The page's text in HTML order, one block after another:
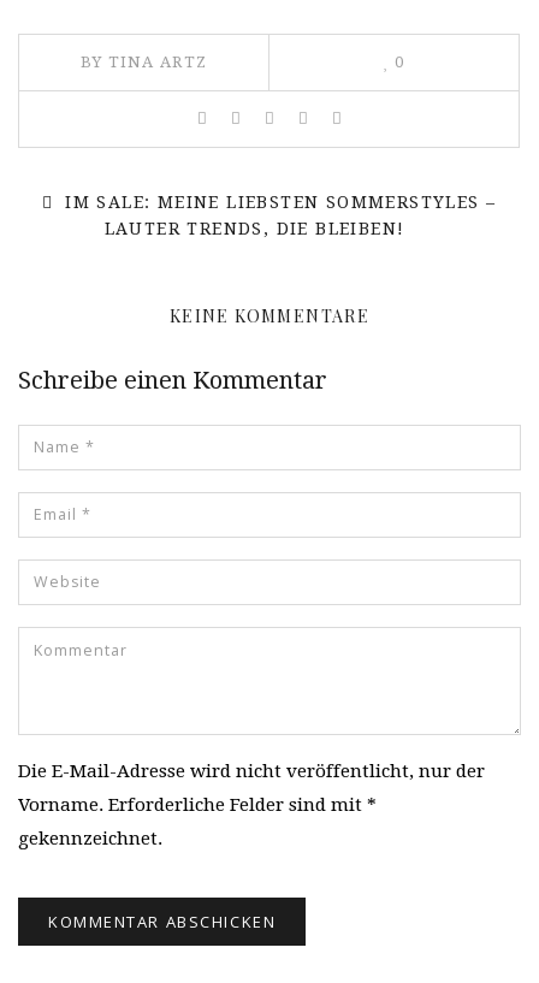
BY TINA ARTZ 0
IM SALE: MEINE LIEBSTEN SOMMERSTYLES –
LAUTER TRENDS, DIE BLEIBEN!
KEINE KOMMENTARE
Schreibe einen Kommentar
Die E-Mail-Adresse wird nicht veröffentlicht, nur der
Vorname. Erforderliche Felder sind mit *
gekennzeichnet.